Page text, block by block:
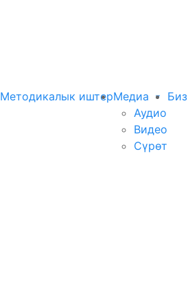
Методикалык иштерМедиа
Аудио
Видео
Сүрөт